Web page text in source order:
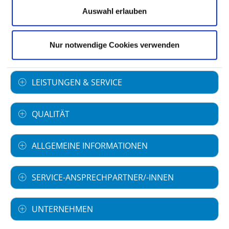
Auswahl erlauben
Nur notwendige Cookies verwenden
Art des Trägers: öffentlich
FACHABTEILUNGEN
LEISTUNGEN & SERVICE
QUALITÄT
ALLGEMEINE INFORMATIONEN
SERVICE-ANSPRECHPARTNER/-INNEN
UNTERNEHMEN